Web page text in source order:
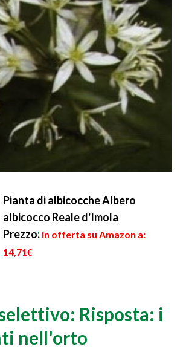
Pianta di albicocche Albero
albicocco Reale d'Imola
Prezzo: in offerta su Amazon a:
14,71€
Risposta: i
nell'orto